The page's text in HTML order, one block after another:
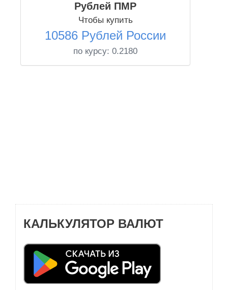
Рублей ПМР
Чтобы купить
10586 Рублей России
по курсу: 0.2180
КАЛЬКУЛЯТОР ВАЛЮТ